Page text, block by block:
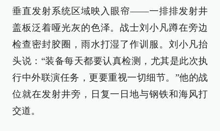
垂直发射系统区域映入眼帘——一排排发射井
盖板泛着哑光灰的色泽。战士刘小凡蹲在旁边
检查密封胶圈，雨水打湿了作训服。刘小凡抬
头说：“装备每天都要认真检测，尤其是此次执
行中外联演任务，更要重视一切细节。”他的战
位就在发射井旁，日复一日地与钢铁和海风打
交道。